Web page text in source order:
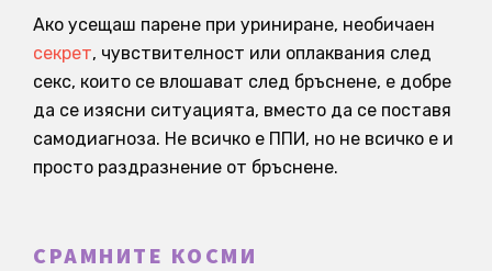
Ако усещаш парене при уриниране, необичаен
секрет, чувствителност или оплаквания след
секс, които се влошават след бръснене, е добре
да се изясни ситуацията, вместо да се поставя
самодиагноза. Не всичко е ППИ, но не всичко е и
просто раздразнение от бръснене.
СРАМНИТЕ КОСМИ